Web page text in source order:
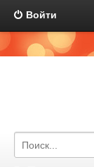
Войти